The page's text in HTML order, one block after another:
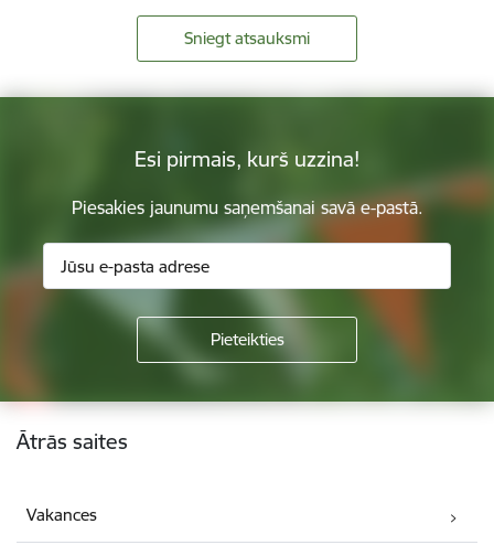
Sniegt atsauksmi
Esi pirmais, kurš uzzina!
Piesakies jaunumu saņemšanai savā e-pastā.
Kājene
Ātrās saites
Vakances